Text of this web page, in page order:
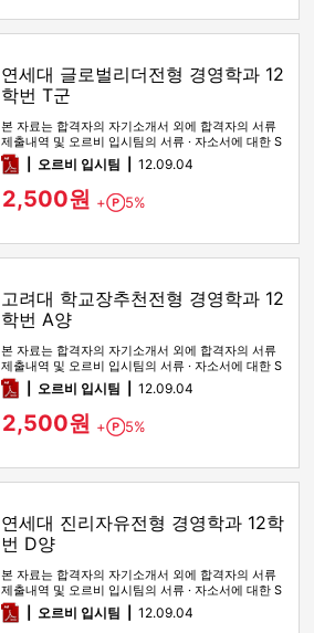
연세대 글로벌리더전형 경영학과 12
학번 T군
본 자료는 합격자의 자기소개서 외에 합격자의 서류
제출내역 및 오르비 입시팀의 서류 · 자소서에 대한 S
WOT 분석이 포함돼 …
pdf오르비 입시팀 12.09.04
2,500원 + Point
5%
고려대 학교장추천전형 경영학과 12
학번 A양
본 자료는 합격자의 자기소개서 외에 합격자의 서류
제출내역 및 오르비 입시팀의 서류 · 자소서에 대한 S
WOT 분석이 포함돼 …
pdf오르비 입시팀 12.09.04
2,500원 + Point
5%
연세대 진리자유전형 경영학과 12학
번 D양
본 자료는 합격자의 자기소개서 외에 합격자의 서류
제출내역 및 오르비 입시팀의 서류 · 자소서에 대한 S
WOT 분석이 포함돼 …
pdf오르비 입시팀 12.09.04